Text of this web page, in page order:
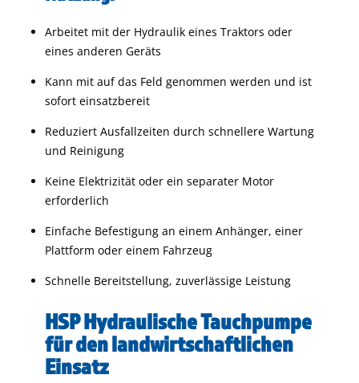
Arbeitet mit der Hydraulik eines Traktors oder
eines anderen Geräts
Kann mit auf das Feld genommen werden und ist
sofort einsatzbereit
Reduziert Ausfallzeiten durch schnellere Wartung
und Reinigung
Keine Elektrizität oder ein separater Motor
erforderlich
Einfache Befestigung an einem Anhänger, einer
Plattform oder einem Fahrzeug
Schnelle Bereitstellung, zuverlässige Leistung
HSP Hydraulische Tauchpumpe
für den landwirtschaftlichen
Einsatz